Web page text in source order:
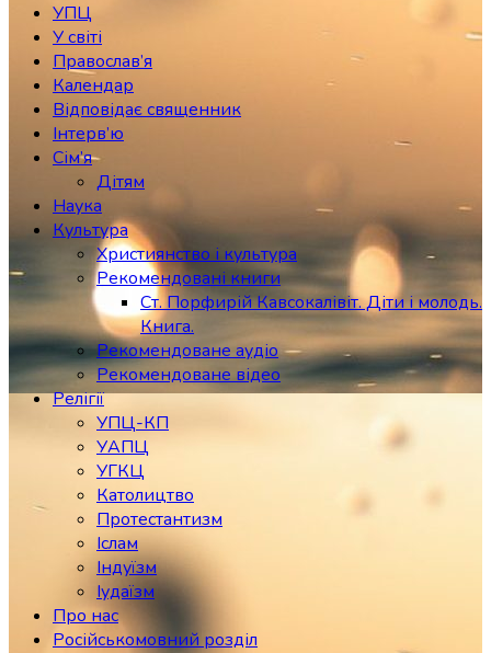
УПЦ
У світі
Православ’я
Календар
Відповідає священник
Інтерв’ю
Сім’я
Дітям
Наука
Культура
Християнство і культура
Рекомендовані книги
Ст. Порфирій Кавсокалівіт. Діти і молодь.
Книга.
Рекомендоване аудіо
Рекомендоване відео
Релігії
УПЦ-КП
УАПЦ
УГКЦ
Католицтво
Протестантизм
Іслам
Індуїзм
Іудаїзм
Про нас
Російськомовний розділ